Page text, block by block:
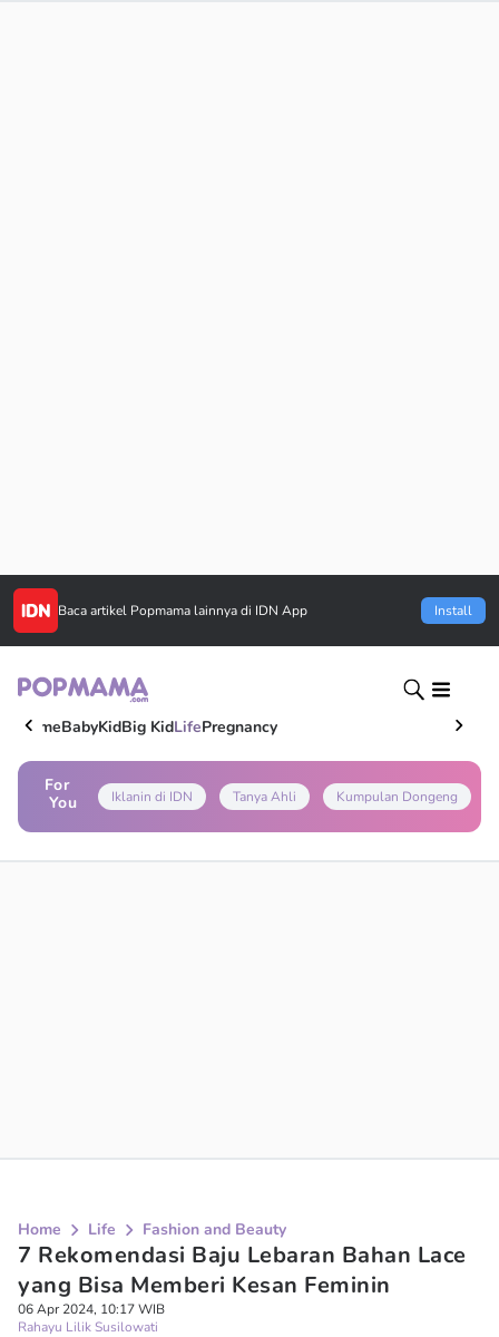
Baca artikel Popmama lainnya di IDN App Install
HomeBabyKidBig KidLifePregnancy
For
You
Iklanin di IDN Tanya Ahli Kumpulan Dongeng
Home Life Fashion and Beauty
7 Rekomendasi Baju Lebaran Bahan Lace
yang Bisa Memberi Kesan Feminin
06 Apr 2024, 10:17 WIB
Rahayu Lilik Susilowati